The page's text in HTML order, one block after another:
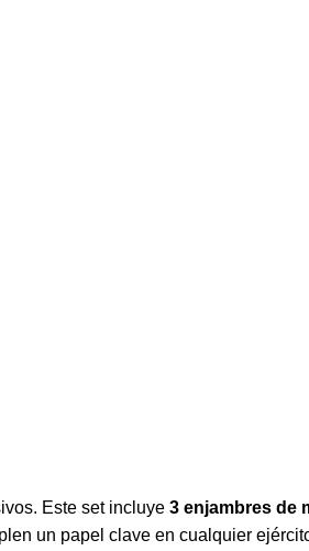
Este set incluye 3 enjambres de
un papel clave en cualquier